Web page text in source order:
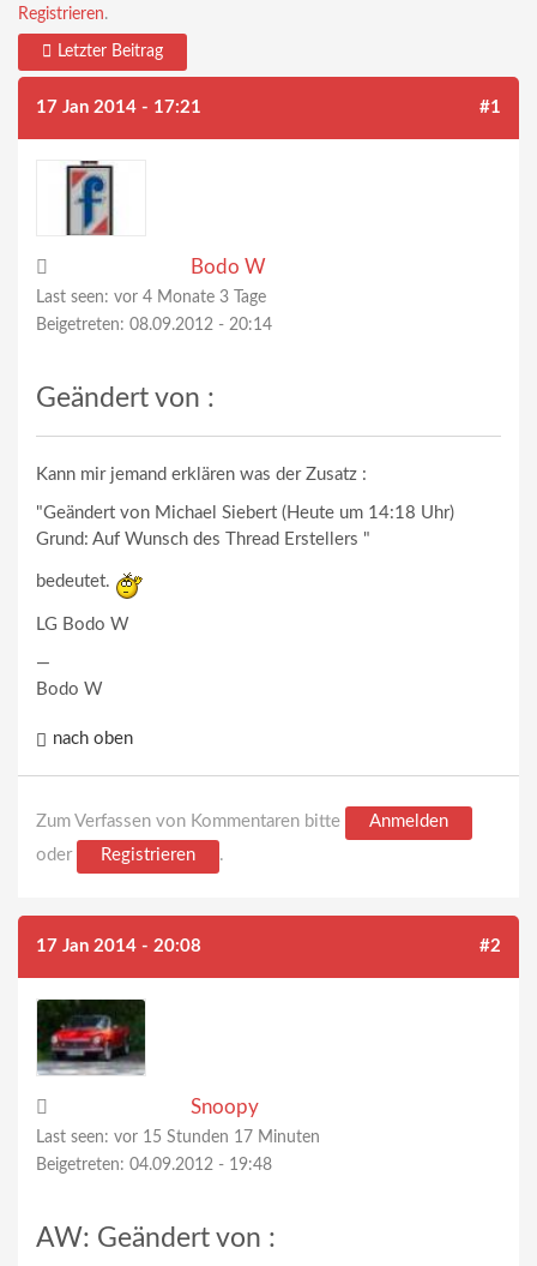
Registrieren.
Letzter Beitrag
17 Jan 2014 - 17:21 #1
Bodo W
Last seen: vor 4 Monate 3 Tage
Beigetreten: 08.09.2012 - 20:14
Geändert von :
Kann mir jemand erklären was der Zusatz :
"Geändert von Michael Siebert (Heute um 14:18 Uhr)
Grund: Auf Wunsch des Thread Erstellers "
bedeutet.
LG Bodo W
—
Bodo W
nach oben
Zum Verfassen von Kommentaren bitte
Anmelden
oder
Registrieren .
17 Jan 2014 - 20:08 #2
Snoopy
Last seen: vor 15 Stunden 17 Minuten
Beigetreten: 04.09.2012 - 19:48
AW: Geändert von :